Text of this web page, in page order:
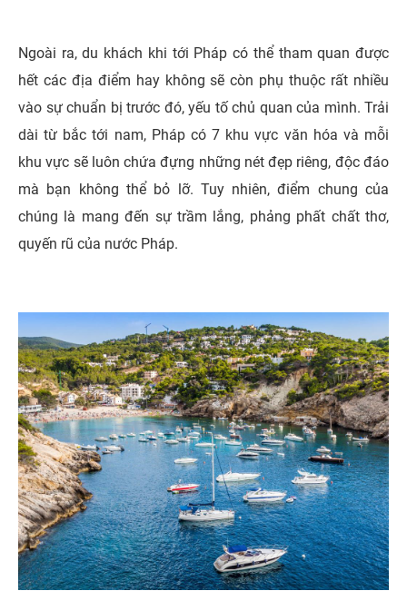
Ngoài ra, du khách khi tới Pháp có thể tham quan được
hết các địa điểm hay không sẽ còn phụ thuộc rất nhiều
vào sự chuẩn bị trước đó, yếu tố chủ quan của mình. Trải
dài từ bắc tới nam, Pháp có 7 khu vực văn hóa và mỗi
khu vực sẽ luôn chứa đựng những nét đẹp riêng, độc đáo
mà bạn không thể bỏ lỡ. Tuy nhiên, điểm chung của
chúng là mang đến sự trầm lắng, phảng phất chất thơ,
quyến rũ của nước Pháp.